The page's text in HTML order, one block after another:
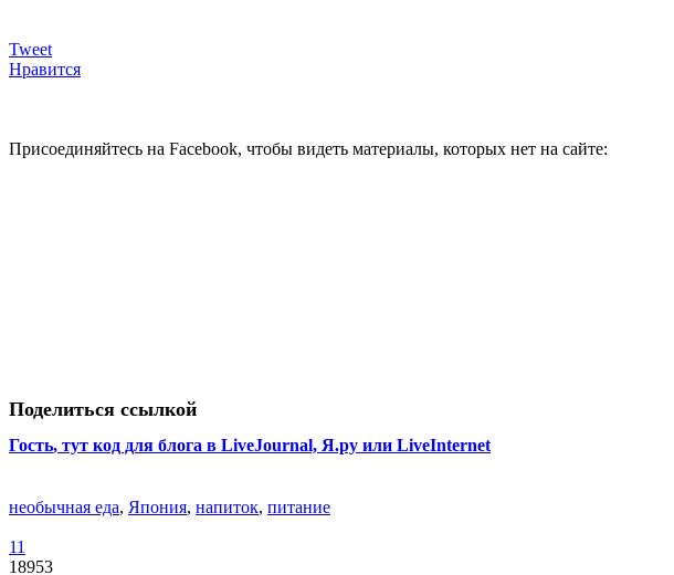
Tweet
Нравится
Присоединяйтесь на Facebook, чтобы видеть материалы, которых нет на сайте:
Поделиться ссылкой
Гость, тут код для блога в LiveJournal, Я.ру или LiveInternet
необычная еда, Япония, напиток, питание
11
18953